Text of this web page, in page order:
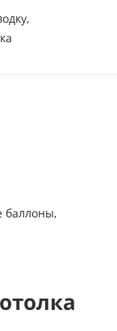
баллоны,